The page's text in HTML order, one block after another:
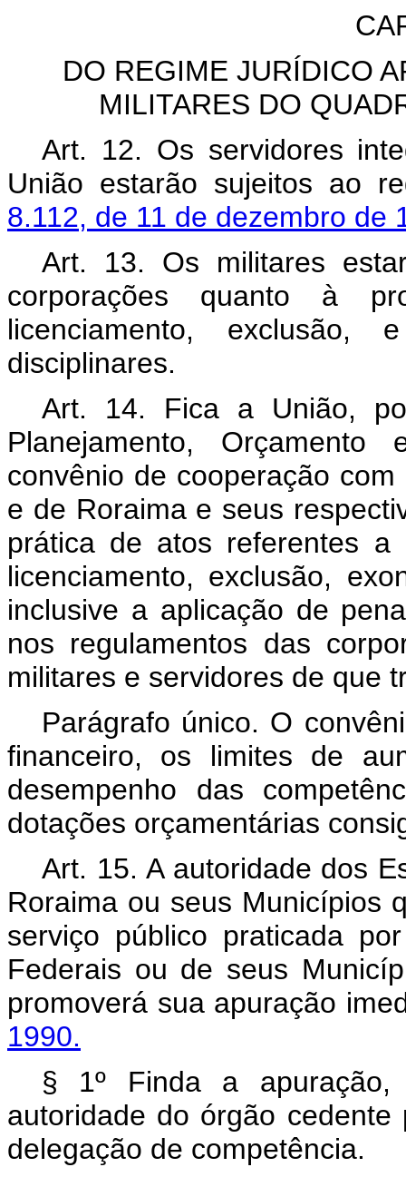
DO REGIME JURÍDICO
MILITARES DO
Art. 12. Os servidores
União estarão sujeitos ao
8.112, de 11 de dezembro de
Art. 13. Os militares
corporações quanto à
licenciamento,
disciplinares.
Art. 14. Fica a União,
Planejamento,
convênio de cooperação
e de Roraima e seus
prática de atos referentes a
licenciamento, exclusão,
inclusive a aplicação de
nos regulamentos das
militares e servidores de que
Parágrafo único. O
financeiro, os limites de
desempenho das
dotações orçamentárias
Art. 15. A autoridade dos
Roraima ou seus Municípios
serviço público praticada
Federais ou de seus
promoverá sua apuração
1990.
§ 1º Finda a apuração,
autoridade do órgão
delegação de competência.